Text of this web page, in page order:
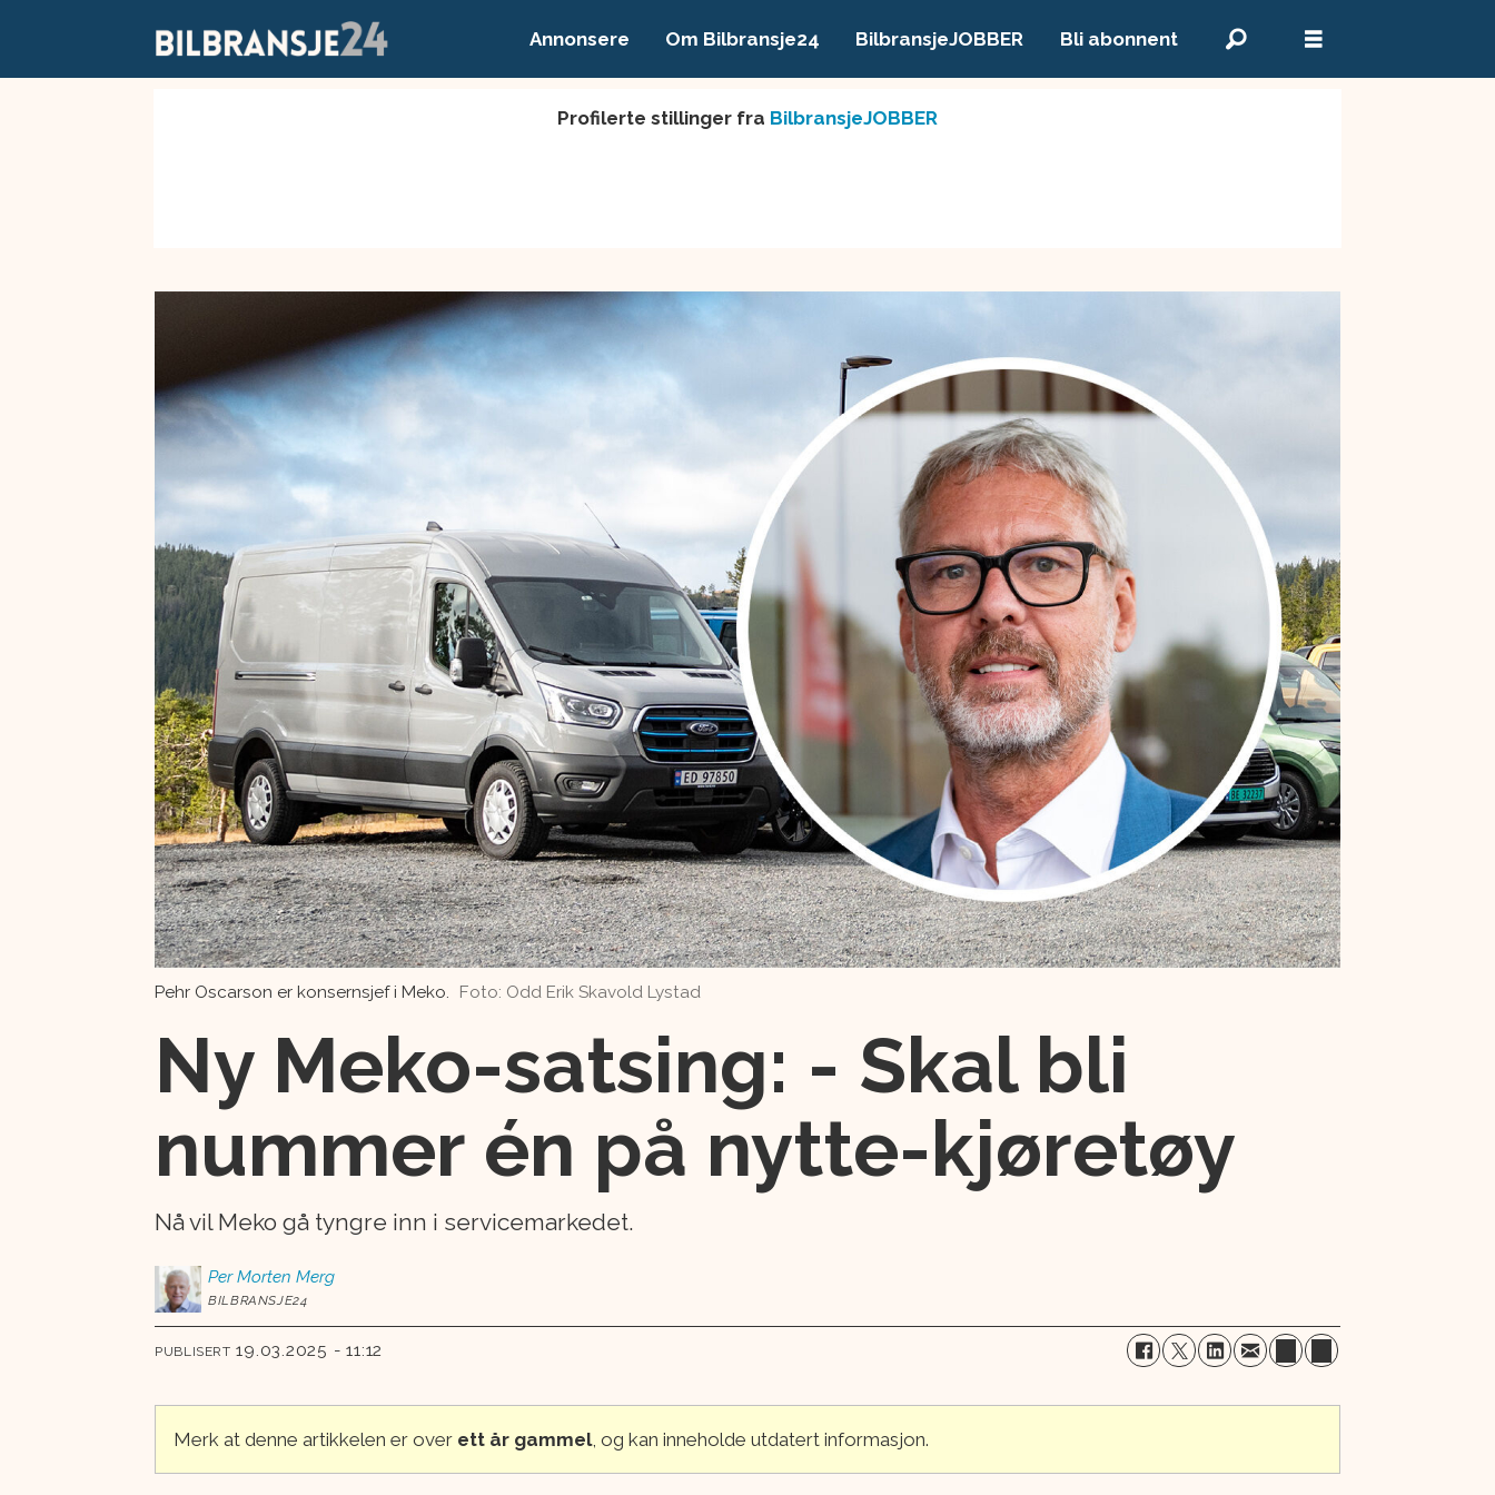
Annonsere Om Bilbransje24 BilbransjeJOBBER Bli abonnent
Profilerte stillinger fra BilbransjeJOBBER
Pehr Oscarson er konsernsjef i Meko. Foto: Odd Erik Skavold Lystad
Ny Meko-satsing: - Skal bli
nummer én på nytte-kjøretøy
Nå vil Meko gå tyngre inn i servicemarkedet.
Per Morten Merg
BILBRANSJE24
PUBLISERT 19.03.2025 - 11:12
Merk at denne artikkelen er over ett år gammel, og kan inneholde utdatert informasjon.